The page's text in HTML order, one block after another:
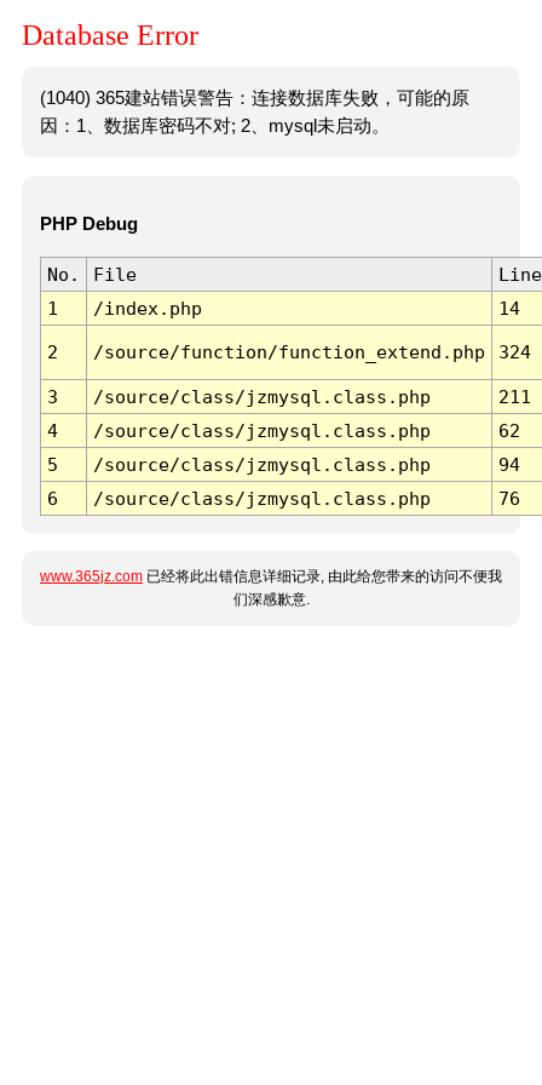
Database Error
(1040) 365建站错误警告：连接数据库失败，可能的原
因：1、数据库密码不对; 2、mysql未启动。
PHP Debug
No. File
Line
1
/index.php 14
2 /source/function/function_extend.php 324
3 /source/class/jzmysql.class.php
211
4
/source/class/jzmysql.class.php
62
5
/source/class/jzmysql.class.php
94
6
/source/class/jzmysql.class.php 76
www.365jz.com 已经将此出错信息详细记录, 由此给您带来的访问不便我
们深感歉意.